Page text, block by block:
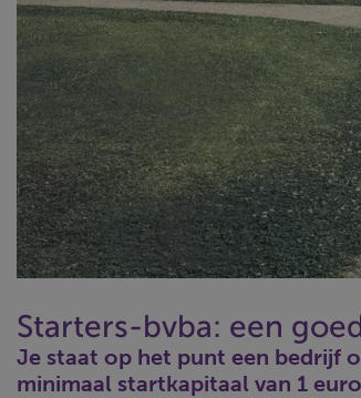
Starters-bvba: een
Je staat op het punt een bedrijf
minimaal startkapitaal van 1